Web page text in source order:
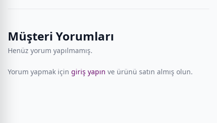
Müşteri Yorumları
Henüz yorum yapılmamış.
Yorum yapmak için giriş yapın ve ürünü satın almış olun.